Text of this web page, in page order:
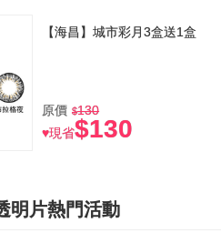
【海昌】城市彩月3盒送1盒
原價
130
♥現省$130
明片熱門活動